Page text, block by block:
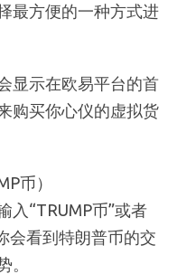
最方便的一种方式进
显示在欧易平台的首
购买你心仪的虚拟货
币）
入“TRUMP币”或者
会看到特朗普币的交
。